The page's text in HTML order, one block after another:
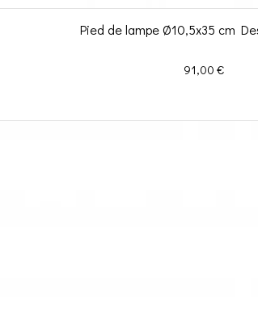
Pied de lampe Ø10,5x35 cm
Prix
91,00 €